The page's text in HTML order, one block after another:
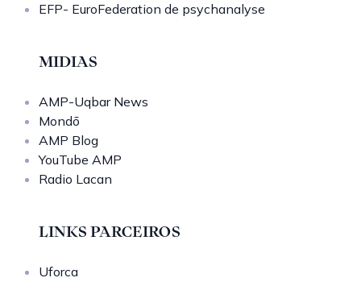
EFP- EuroFederation de psychanalyse
MIDIAS
AMP-Uqbar News
Mondō
AMP Blog
YouTube AMP
Radio Lacan
LINKS PARCEIROS
Uforca